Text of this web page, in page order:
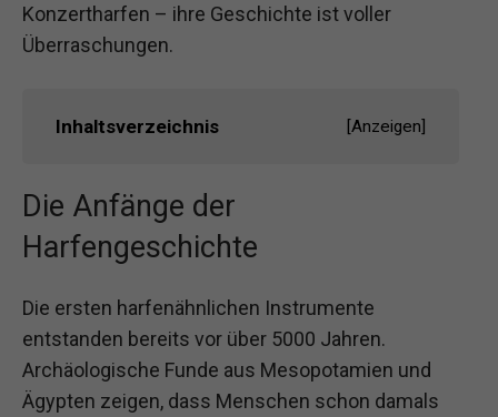
Konzertharfen – ihre Geschichte ist voller
Überraschungen.
Inhaltsverzeichnis [Anzeigen]
Die Anfänge der
Harfengeschichte
Die ersten harfenähnlichen Instrumente
entstanden bereits vor über 5000 Jahren.
Archäologische Funde aus Mesopotamien und
Ägypten zeigen, dass Menschen schon damals